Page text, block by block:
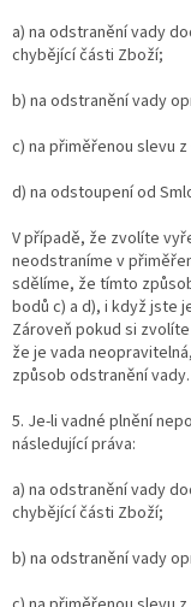
a) na odstranění vady
chybějící části Zboží;
b) na odstranění vady
c) na přiměřenou slevu z
d) na odstoupení od
V případě, že zvolíte
neodstraníme v
sdělíme, že tímto
bodů c) a d), i když jste
Zároveň pokud si
že je vada
způsob odstranění vady.
5. Je-li vadné plnění
následující práva:
a) na odstranění vady
chybějící části Zboží;
b) na odstranění vady